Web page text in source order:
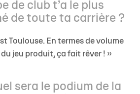
de club t’a le plus
de toute ta carrière ?
Toulouse. En termes de volume
jeu produit, ça fait rêver ! »
sera le podium de la